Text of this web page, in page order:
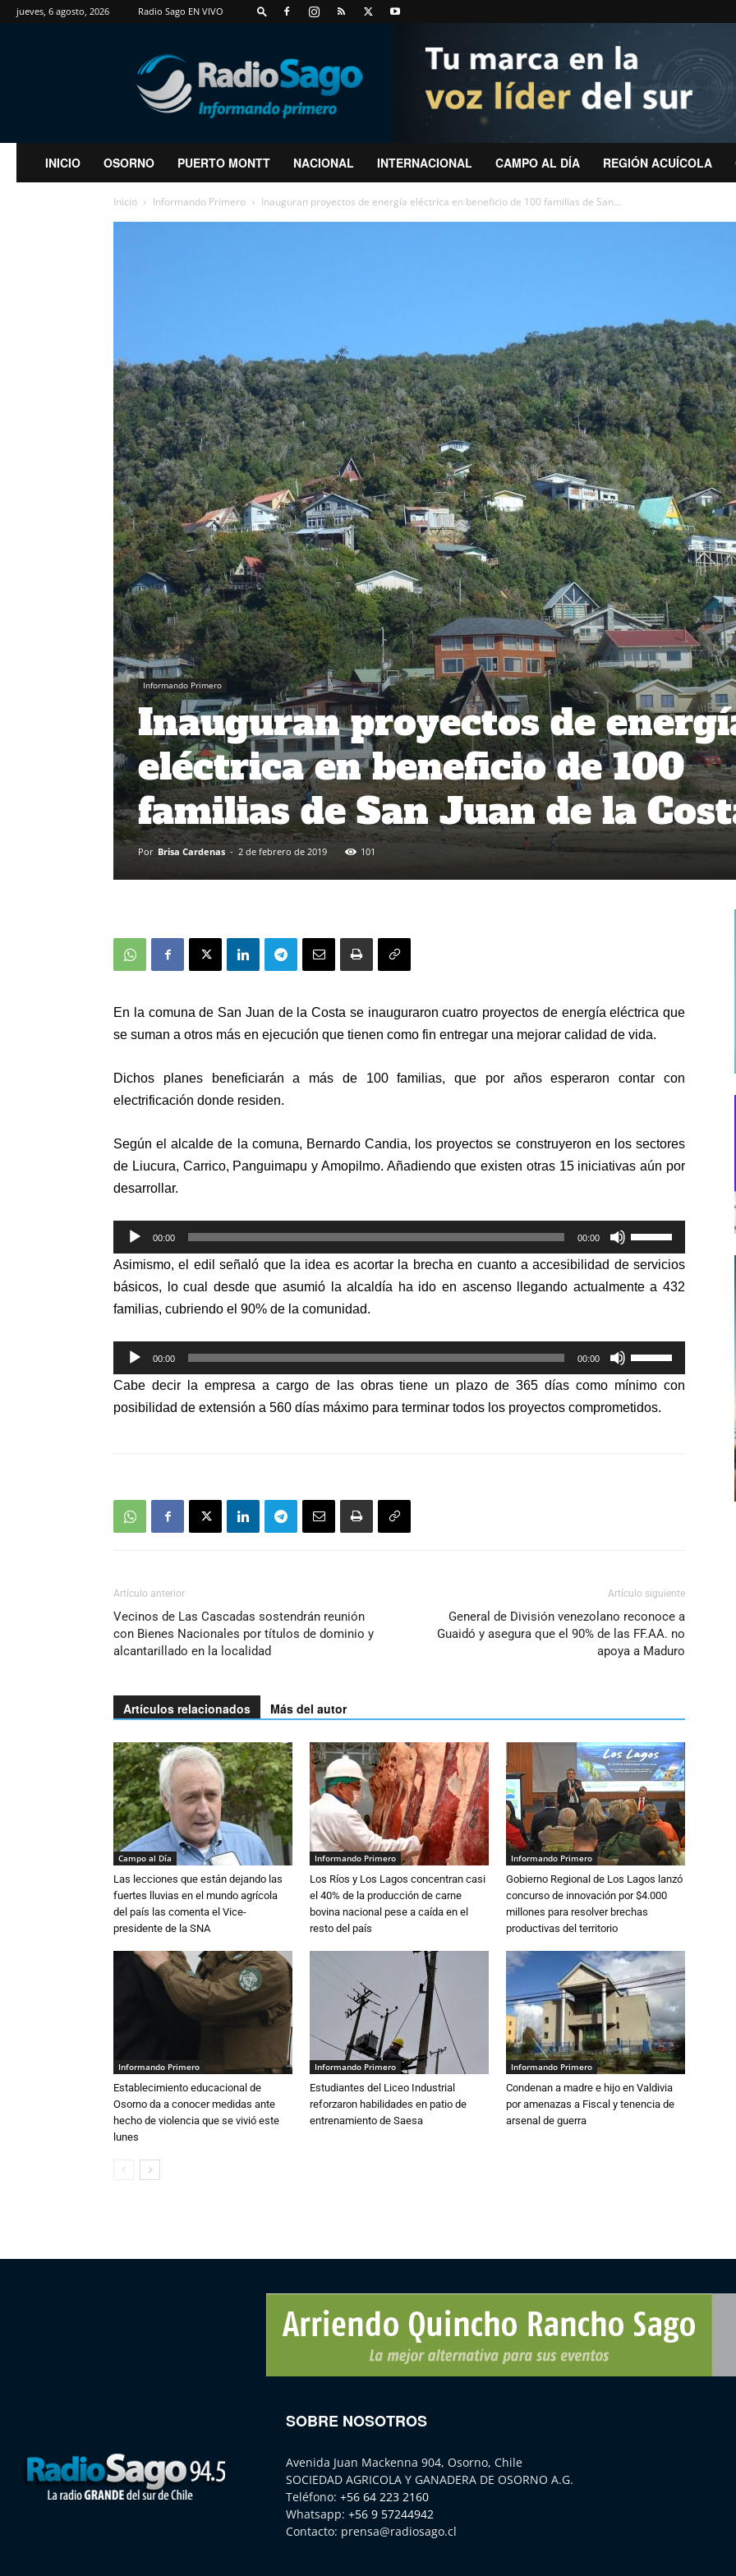
jueves, 6 agosto, 2026 Radio Sago EN VIVO
RadioSago
INICIO OSORNO PUERTO MONTT NACIONAL INTERNACIONAL CAMPO AL DÍA REGIÓN ACUÍCOLA
Inicio Informando Primero Inauguran proyectos de energía eléctrica en beneficio de 100 familias de San...
Informando Primero
Inauguran proyectos de
eléctrica en beneficio de 100
familias de San Juan de la
Por Brisa Cardenas - 2 de febrero de 2019 101
En la comuna de San Juan de la Costa se inauguraron cuatro proyectos de energía eléctrica que
se suman a otros más en ejecución que tienen como fin entregar una mejorar calidad de vida.
Dichos planes beneficiarán a más de 100 familias, que por años esperaron contar con
electrificación donde residen.
Según el alcalde de la comuna, Bernardo Candia, los proyectos se construyeron en los sectores
de Liucura, Carrico, Panguimapu y Amopilmo. Añadiendo que existen otras 15 iniciativas aún por
desarrollar.
Reproductor
de
audio
00:00 00:00
las
teclas
de
para
aumentar
o
Asimismo, el edil señaló que la idea es acortar la brecha en cuanto a accesibilidad de servicios
básicos, lo cual desde que asumió la alcaldía ha ido en ascenso llegando actualmente a 432
familias, cubriendo el 90% de la comunidad.
Reproductor
de
audio
00:00 00:00
las
teclas
de
Cabe decir la empresa a cargo de las obras tiene un plazo de 365 días como mínimo con
posibilidad de extensión a 560 días máximo para terminar todos los proyectos comprometidos.
Artículo anterior
Vecinos de Las Cascadas sostendrán reunión
con Bienes Nacionales por títulos de dominio y
alcantarillado en la localidad
Artículo siguiente
General de División venezolano reconoce a
Guaidó y asegura que el 90% de las FF.AA. no
apoya a Maduro
Artículos relacionados Más del autor
Campo al Día
Las lecciones que están dejando las
fuertes lluvias en el mundo agrícola
del país las comenta el Vice-
presidente de la SNA
Informando Primero
Los Ríos y Los Lagos concentran casi
el 40% de la producción de carne
bovina nacional pese a caída en el
resto del país
Informando Primero
Gobierno Regional de Los Lagos lanzó
concurso de innovación por $4.000
millones para resolver brechas
productivas del territorio
Informando Primero
Establecimiento educacional de
Osorno da a conocer medidas ante
hecho de violencia que se vivió este
lunes
Informando Primero
Estudiantes del Liceo Industrial
reforzaron habilidades en patio de
entrenamiento de Saesa
Informando Primero
Condenan a madre e hijo en Valdivia
por amenazas a Fiscal y tenencia de
arsenal de guerra
SOBRE NOSOTROS
Avenida Juan Mackenna 904, Osorno, Chile
SOCIEDAD AGRICOLA Y GANADERA DE OSORNO A.G.
Teléfono: +56 64 223 2160
Whatsapp: +56 9 57244942
Contacto: prensa@radiosago.cl